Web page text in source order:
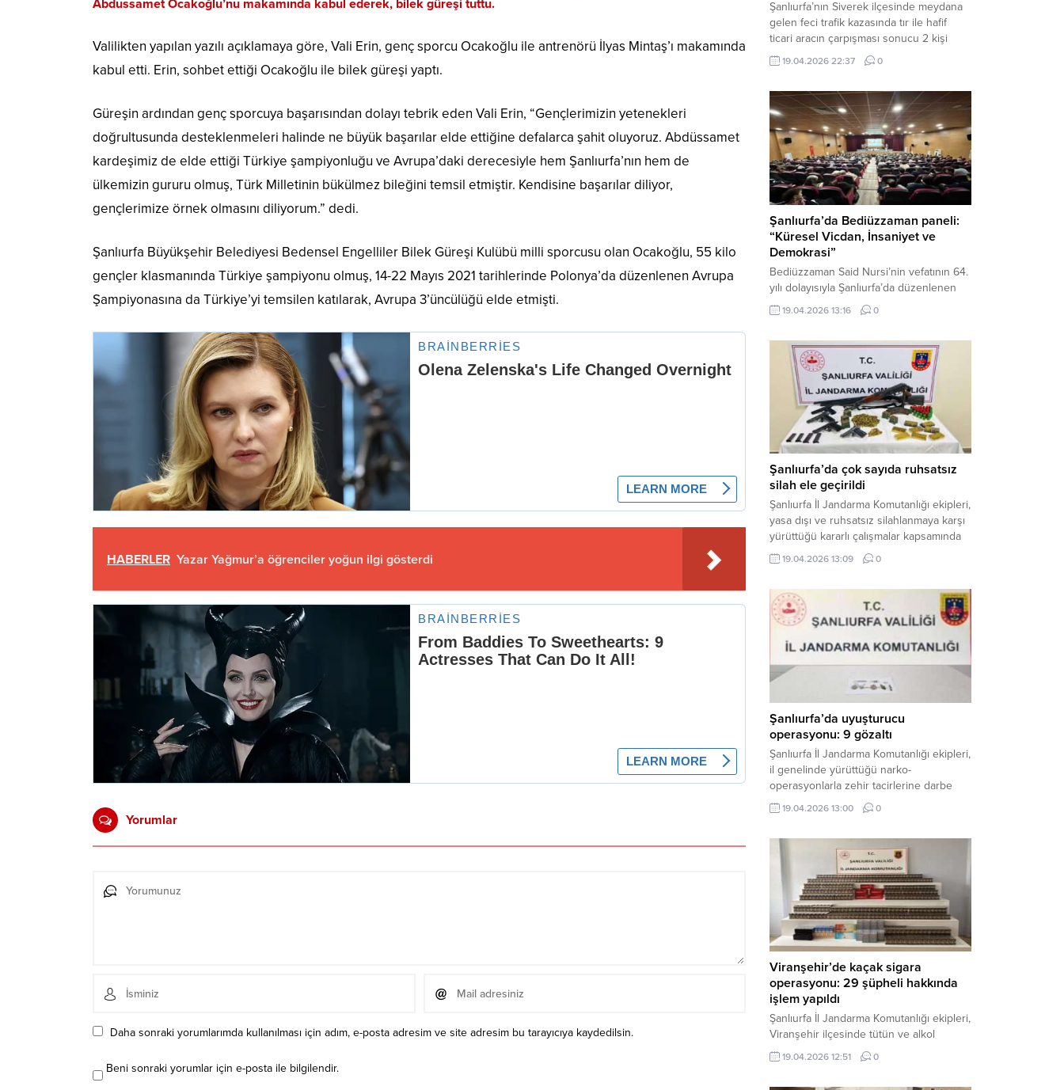
Abdussamet Ocakoğlu’nu makamında kabul ederek, bilek güreşi tuttu.
Valilikten yapılan yazılı açıklamaya göre, Vali Erin, genç sporcu Ocakoğlu ile antrenörü İlyas Mintaş’ı makamında
kabul etti. Erin, sohbet ettiği Ocakoğlu ile bilek güreşi yaptı.
Güreşin ardından genç sporcuya başarısından dolayı tebrik eden Vali Erin, “Gençlerimizin yetenekleri
doğrultusunda desteklenmeleri halinde ne büyük başarılar elde ettiğine defalarca şahit oluyoruz. Abdüssamet
kardeşimiz de elde ettiği Türkiye şampiyonluğu ve Avrupa’daki derecesiyle hem Şanlıurfa’nın hem de
ülkemizin gururu olmuş, Türk Milletinin bükülmez bileğini temsil etmiştir. Kendisine başarılar diliyor,
gençlerimize örnek olmasını diliyorum.” dedi.
Şanlıurfa Büyükşehir Belediyesi Bedensel Engelliler Bilek Güreşi Kulübü milli sporcusu olan Ocakoğlu, 55 kilo
gençler klasmanında Türkiye şampiyonu olmuş, 14-22 Mayıs 2021 tarihlerinde Polonya’da düzenlenen Avrupa
Şampiyonasına da Türkiye’yi temsilen katılarak, Avrupa 3’üncülüğü elde etmişti.
HABERLER Yazar Yağmur’a öğrenciler yoğun ilgi gösterdi
Yorumlar
Daha sonraki yorumlarımda kullanılması için adım, e-posta adresim ve site adresim bu tarayıcıya kaydedilsin.
Beni sonraki yorumlar için e-posta ile bilgilendir.
Şanlıurfa’nın Siverek ilçesinde meydana
gelen feci trafik kazasında tır ile hafif
ticari aracın çarpışması sonucu 2 kişi
yaşamını yitirdi, 1 kişi ise ağır yaralandı.
Haber Merkezi – Siverek-Adıyaman kara
çarpışması sonucu meydana gelen
kazada can pazarı yaşandı. Kafa Kafaya
Çarpıştılar Edinilen bilgilere göre,
Hüseyin Çelik (29)...
19.04.2026 22:37 0
Şanlıurfa’da Bediüzzaman paneli:
“Küresel Vicdan, İnsaniyet ve
Demokrasi”
Bediüzzaman Said Nursi’nin vefatının 64.
yılı dolayısıyla Şanlıurfa’da düzenlenen
panelde, günümüzün manevi ve
toplumsal sorunlarına Risale-i Nur
Necmettin Cevheri Kültür Merkezi’nde
gerçekleştirilen “Küresel Vicdan,
İnsaniyet ve Demokrasi” başlıklı panel,
hürriyet, adalet ve hukuk vurgularıyla
yoğun katılıma sahne oldu. Haber
Merkezi – Bediüzzaman Eğitim Kültür ve
Sanat...
19.04.2026 13:16 0
Şanlıurfa’da çok sayıda ruhsatsız
silah ele geçirildi
Şanlıurfa İl Jandarma Komutanlığı ekipleri,
yasa dışı ve ruhsatsız silahlanmaya karşı
yürüttüğü kararlı çalışmalar kapsamında
Bozova ilçesinde bir ikamete operasyon
düzenledi. Yapılan aramada çok sayıda
mühimmat ele geçirildi. Haber Merkezi –
Şanlıurfa Valiliği İl Basın ve Halkla İlişkiler
Müdürlüğü tarafından yapılan açıklamaya
göre; 17 Nisan...
19.04.2026 13:09 0
Şanlıurfa’da uyuşturucu
operasyonu: 9 gözaltı
Şanlıurfa İl Jandarma Komutanlığı ekipleri,
il genelinde yürüttüğü narko-
operasyonlarla zehir tacirlerine darbe
indirdi. Üç ilçede eş zamanlı
gerçekleştirilen faaliyetlerde çeşitli
şüpheli hakkında adli işlem başlatıldı.
Haber Merkezi – Şanlıurfa Valiliği İl Basın
ve Halkla İlişkiler Müdürlüğü’nden yapılan
açıklamaya göre, İl Jandarma Komutanlığı
tarafından “Narkotik Suçlarla...
19.04.2026 13:00 0
Viranşehir’de kaçak sigara
operasyonu: 29 şüpheli hakkında
işlem yapıldı
Şanlıurfa İl Jandarma Komutanlığı ekipleri,
Viranşehir ilçesinde tütün ve alkol
kaçakçılığına yönelik yürüttüğü kapsamlı
çalışmalar neticesinde binlerce paket
19.04.2026 12:51 0